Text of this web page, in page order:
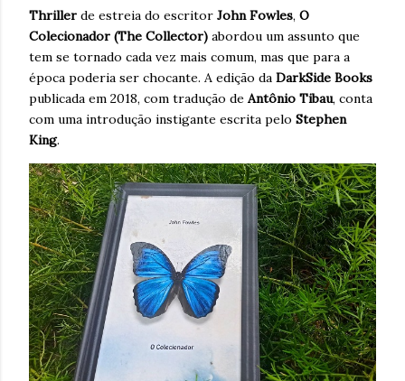
muita gente já fazia de forma intuitiva, mas que ao
reaprender ganha um novo significado. Após dias sem
escrever, estava sentindo falta de brincar com as
palavras. A verdade é qu...
Thriller de estreia do escritor John Fowles, O
Colecionador (The Collector) abordou um assunto que
tem se tornado cada vez mais comum, mas que para a
época poderia ser chocante. A edição da DarkSide Books
publicada em 2018, com tradução de Antônio Tibau, conta
com uma introdução instigante escrita pelo Stephen
King.